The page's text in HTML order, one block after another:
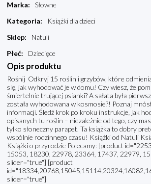
Marka:
Słowne
Kategoria:
Książki dla dzieci
Sklep:
Natuli
Płeć: Dziecięce
Opis produktu
Rośnij Odkryj 15 roślin i grzybów, które
się, jak wyhodować je w domu! Czy wiesz, że
śmiertelnie trującej psianki? A sałata była
została wyhodowana w kosmosie?! Poznaj
informacji. Śledź krok po kroku instrukcje, jak
opisanych tu roślin – niezależnie od tego, czy
tylko słoneczny parapet. Ta książka to dobry
wspólnie rodzinnego czasu! Książki od Natuli
Książki o przyrodzie Polecamy: [product
15053, 18230, 22978, 23364, 17437, 22979,
slider="true"] [product
slider="true"]